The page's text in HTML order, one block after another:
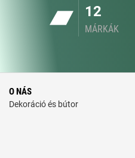
12
MÁRKÁK
O NÁS
Dekoráció és bútor